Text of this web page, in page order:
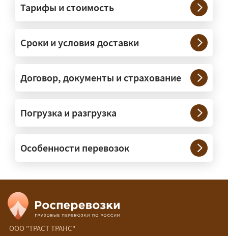
— На тралах и низкорамниках —
платформах, рассчитанных на
крупногабаритную технику и
конструкции. Транспорт подбираем
под конкретные размеры и вес груза.
сопровождение?
организуем. Потребность в машинах
прикрытия зависит от габаритов
груза и маршрута; это определяется
Сколько стоит перевозка
негабарита?
Тарифы и стоимость
Сроки и условия доставки
Договор, документы и страхование
Погрузка и разгрузка
Особенности перевозок
ООО "ТРАСТ ТРАНС"